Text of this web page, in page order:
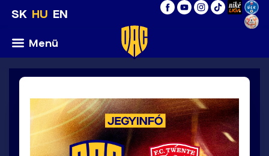
SK HU EN
Menü
selejtezőkör / csütörtök 6.8.2026
6:0